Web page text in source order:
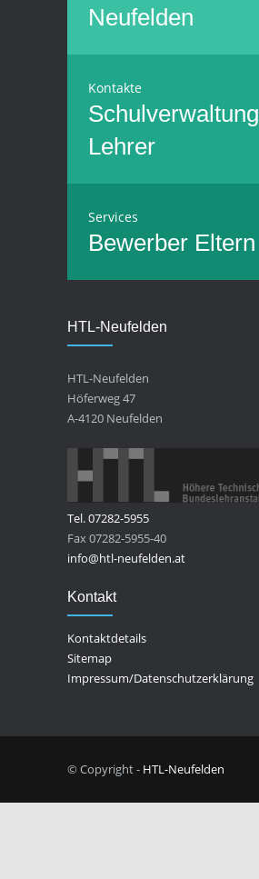
Neufelden
Kontakte
Schulverwaltung
Lehrer
Services
Bewerber Eltern
HTL-Neufelden
HTL-Neufelden
Höferweg 47
A-4120 Neufelden
Tel. 07282-5955
Fax 07282-5955-40
info@htl-neufelden.at
Kontakt
Kontaktdetails
Sitemap
Impressum/Datenschutzerklärung
© Copyright - HTL-Neufelden